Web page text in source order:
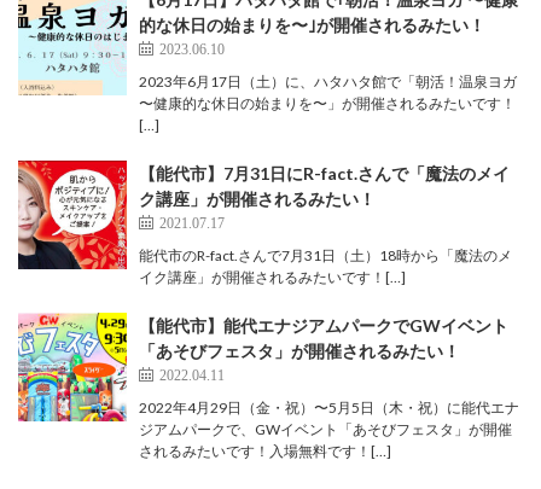
的な休日の始まりを〜｣が開催されるみたい！
2023.06.10
2023年6月17日（土）に、ハタハタ館で「朝活！温泉ヨガ
〜健康的な休日の始まりを〜」が開催されるみたいです！
[…]
【能代市】7月31日にR-fact.さんで「魔法のメイ
ク講座」が開催されるみたい！
2021.07.17
能代市のR-fact.さんで7月31日（土）18時から「魔法のメ
イク講座」が開催されるみたいです！[…]
【能代市】能代エナジアムパークでGWイベント
「あそびフェスタ」が開催されるみたい！
2022.04.11
2022年4月29日（金・祝）〜5月5日（木・祝）に能代エナ
ジアムパークで、GWイベント「あそびフェスタ」が開催
されるみたいです！入場無料です！[…]